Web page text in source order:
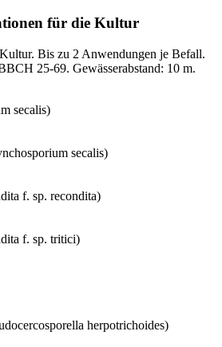
für die Kultur
Bis zu 2 Anwendungen je Befall.
25-69. Gewässerabstand: 10 m.
secalis)
secalis)
f. sp. recondita)
f. sp. tritici)
herpotrichoides)